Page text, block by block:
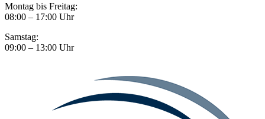
Montag bis Freitag:
08:00 – 17:00 Uhr
Samstag:
09:00 – 13:00 Uhr